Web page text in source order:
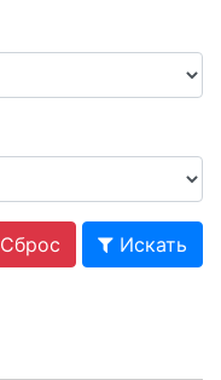
Сброс Искать